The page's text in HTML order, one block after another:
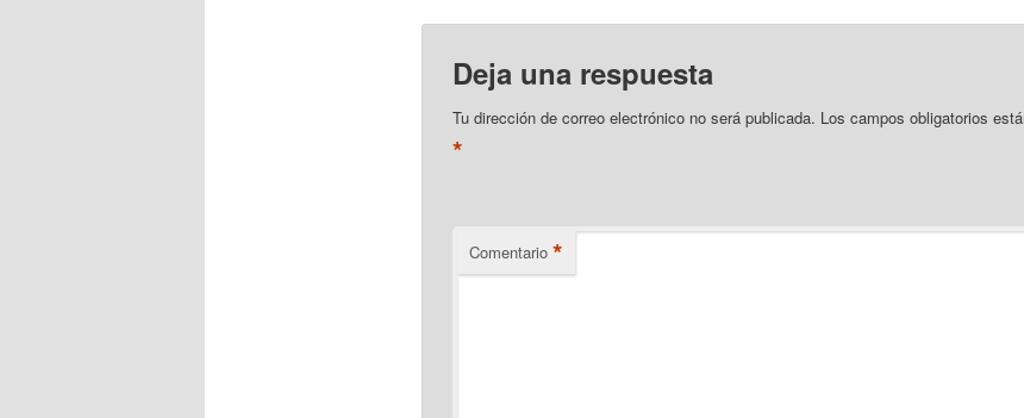
Deja una respuesta
Tu dirección de correo electrónico no será publicada. Los campos obligatorios
*
Comentario *